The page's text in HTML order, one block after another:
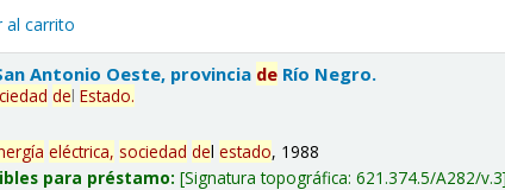
al carrito
Antonio Oeste, provincia de Río Negro.
delEstado.
eléctrica, sociedad delestado, 1988
para préstamo: Signatura topográfica:621.374.5/A282/v.3